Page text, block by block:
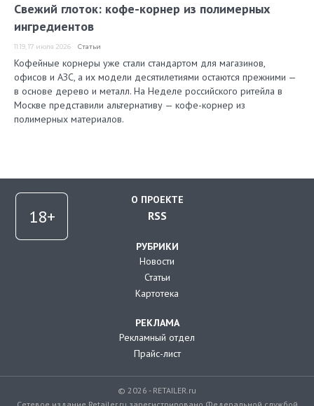
Свежий глоток: кофе-корнер из полимерных
ингредиентов
11:19, 17 июля 2026 Статьи
Кофейные корнеры уже стали стандартом для магазинов,
офисов и АЗС, а их модели десятилетиями остаются прежними —
в основе дерево и металл. На Неделе российского ритейла в
Москве представили альтернативу — кофе-корнер из
полимерных материалов.
О ПРОЕКТЕ
RSS
РУБРИКИ
Новости
Статьи
Картотека
РЕКЛАМА
Рекламный отдел
Прайс-лист
© 2026 - RETAILER.ru